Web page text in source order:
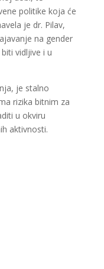
politike koja će
je dr. Pilav,
na gender
vidljive i u
je stalno
rizika bitnim za
u okviru
aktivnosti.